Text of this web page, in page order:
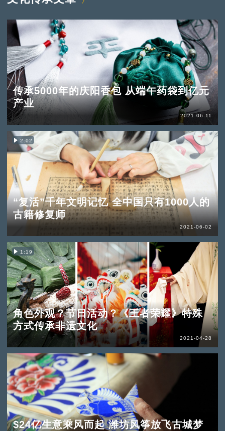
传承5000年的庆阳香包 从端午药袋到亿元
产业
2021-06-11
2:02
“复活”千年文明记忆 全中国只有1000人的
古籍修复师
2021-06-02
1:19
角色外观？节日活动？《王者荣耀》特殊
方式传承非遗文化
2021-04-28
$24亿生意乘风而起 潍坊风筝放飞古城梦